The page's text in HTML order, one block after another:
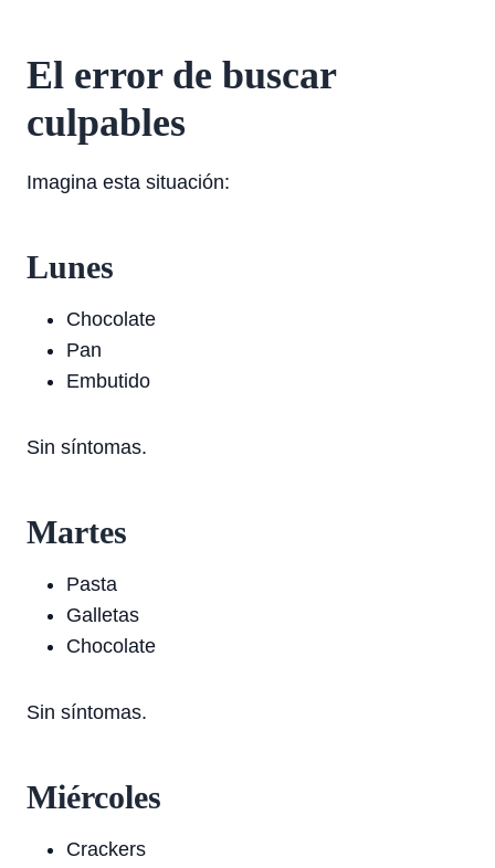
El error de buscar
culpables
Imagina esta situación:
Lunes
Chocolate
Pan
Embutido
Sin síntomas.
Martes
Pasta
Galletas
Chocolate
Sin síntomas.
Miércoles
Crackers